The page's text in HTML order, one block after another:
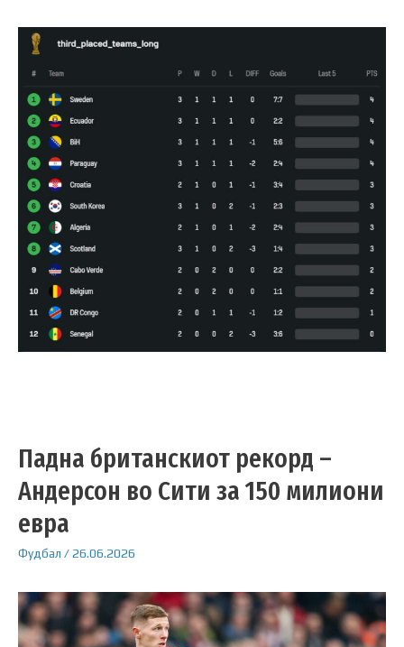
Падна британскиот рекорд –
Андерсон во Сити за 150 милиони
евра
Фудбал /26.06.2026